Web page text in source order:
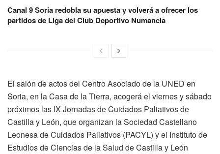
Canal 9 Soria redobla su apuesta y volverá a ofrecer los
partidos de Liga del Club Deportivo Numancia
El salón de actos del Centro Asociado de la UNED en
Soria, en la Casa de la Tierra, acogerá el viernes y sábado
próximos las IX Jornadas de Cuidados Paliativos de
Castilla y León, que organizan la Sociedad Castellano
Leonesa de Cuidados Paliativos (PACYL) y el Instituto de
Estudios de Ciencias de la Salud de Castilla y León